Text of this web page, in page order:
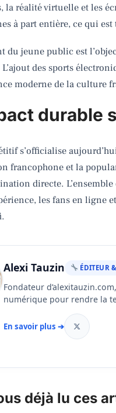
la réalité virtuelle et les
à part entière, ce qui
du jeune public est
des sports
moderne de la culture
durable
s’officialise
francophone et la
directe.
les fans en ligne
Alexi Tauzin ÉDITEUR
Fondateur
numérique pour rendre la
En savoir plus ➔
déjà lu ces